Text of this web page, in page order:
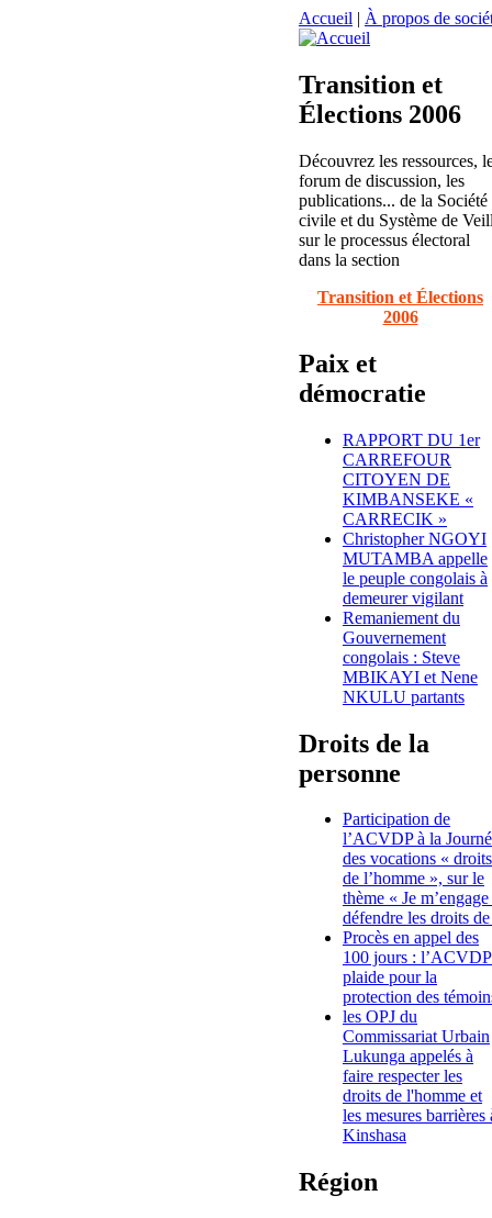
Accueil | À propos de
Transition et
Élections 2006
Découvrez les ressources,
forum de discussion, les
publications... de la Société
civile et du Système de
sur le processus électoral
dans la section
Transition et Élections
2006
Paix et
démocratie
RAPPORT DU 1er
CARREFOUR
CITOYEN DE
KIMBANSEKE «
CARRECIK »
Christopher NGOYI
MUTAMBA appelle
le peuple congolais à
demeurer vigilant
Remaniement du
Gouvernement
congolais : Steve
MBIKAYI et Nene
NKULU partants
Droits de la
personne
Participation de
l’ACVDP à la
des vocations « droits
de l’homme », sur le
thème « Je m’engage
défendre les droits
Procès en appel des
100 jours : l’ACVDP
plaide pour la
protection des
les OPJ du
Commissariat Urbain
Lukunga appelés à
faire respecter les
droits de l'homme et
les mesures barrières
Kinshasa
Région